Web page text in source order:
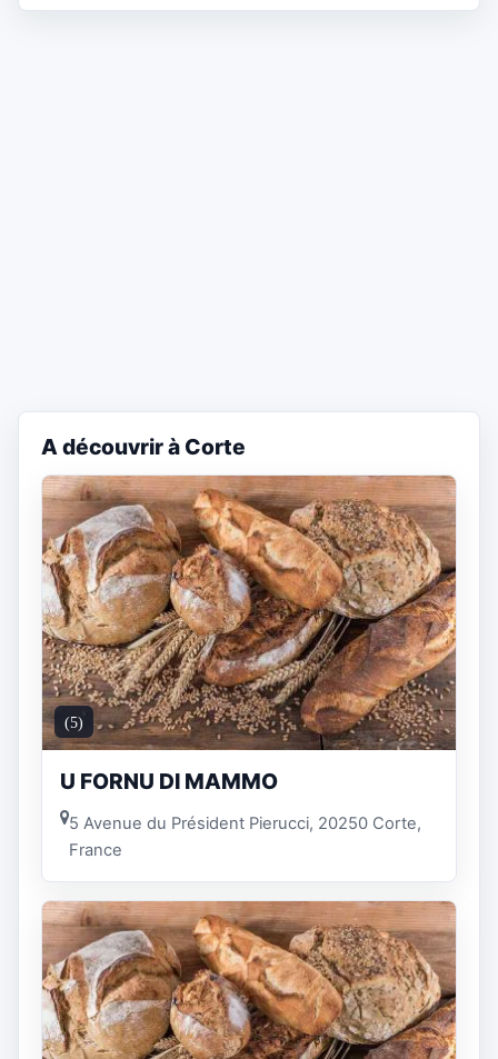
A découvrir à Corte
(5)
U FORNU DI MAMMO
5 Avenue du Président Pierucci, 20250 Corte,
France